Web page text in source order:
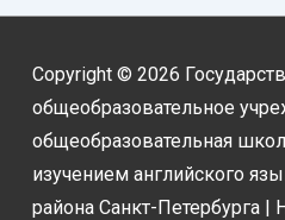
Copyright © 2026
общеобразовательное
общеобразовательная
изучением английского
района Санкт-Петербурга |